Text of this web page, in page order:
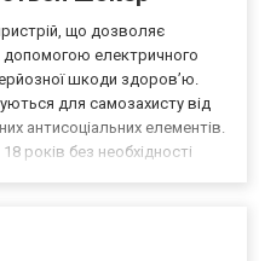
що дозволяє
електричного
шкоди здоров’ю.
для самозахисту від
антисоціальних елементів.
років без необхідності